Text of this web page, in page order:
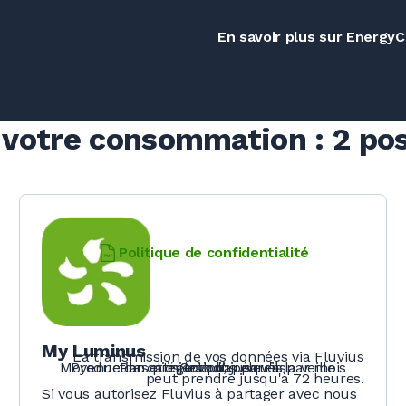
En savoir plus sur
consommation : 2
My Luminus
Si vous autorisez Fluvius à partager avec nous
Gratuit
La transmission de vos données via Fluvius
peut prendre jusqu'à 72 heures.
Moyenne des pics les plus élevés par mois
Production et injection, jusqu'à la veille
Par catégorie d’appareils
Politique de confidentialité